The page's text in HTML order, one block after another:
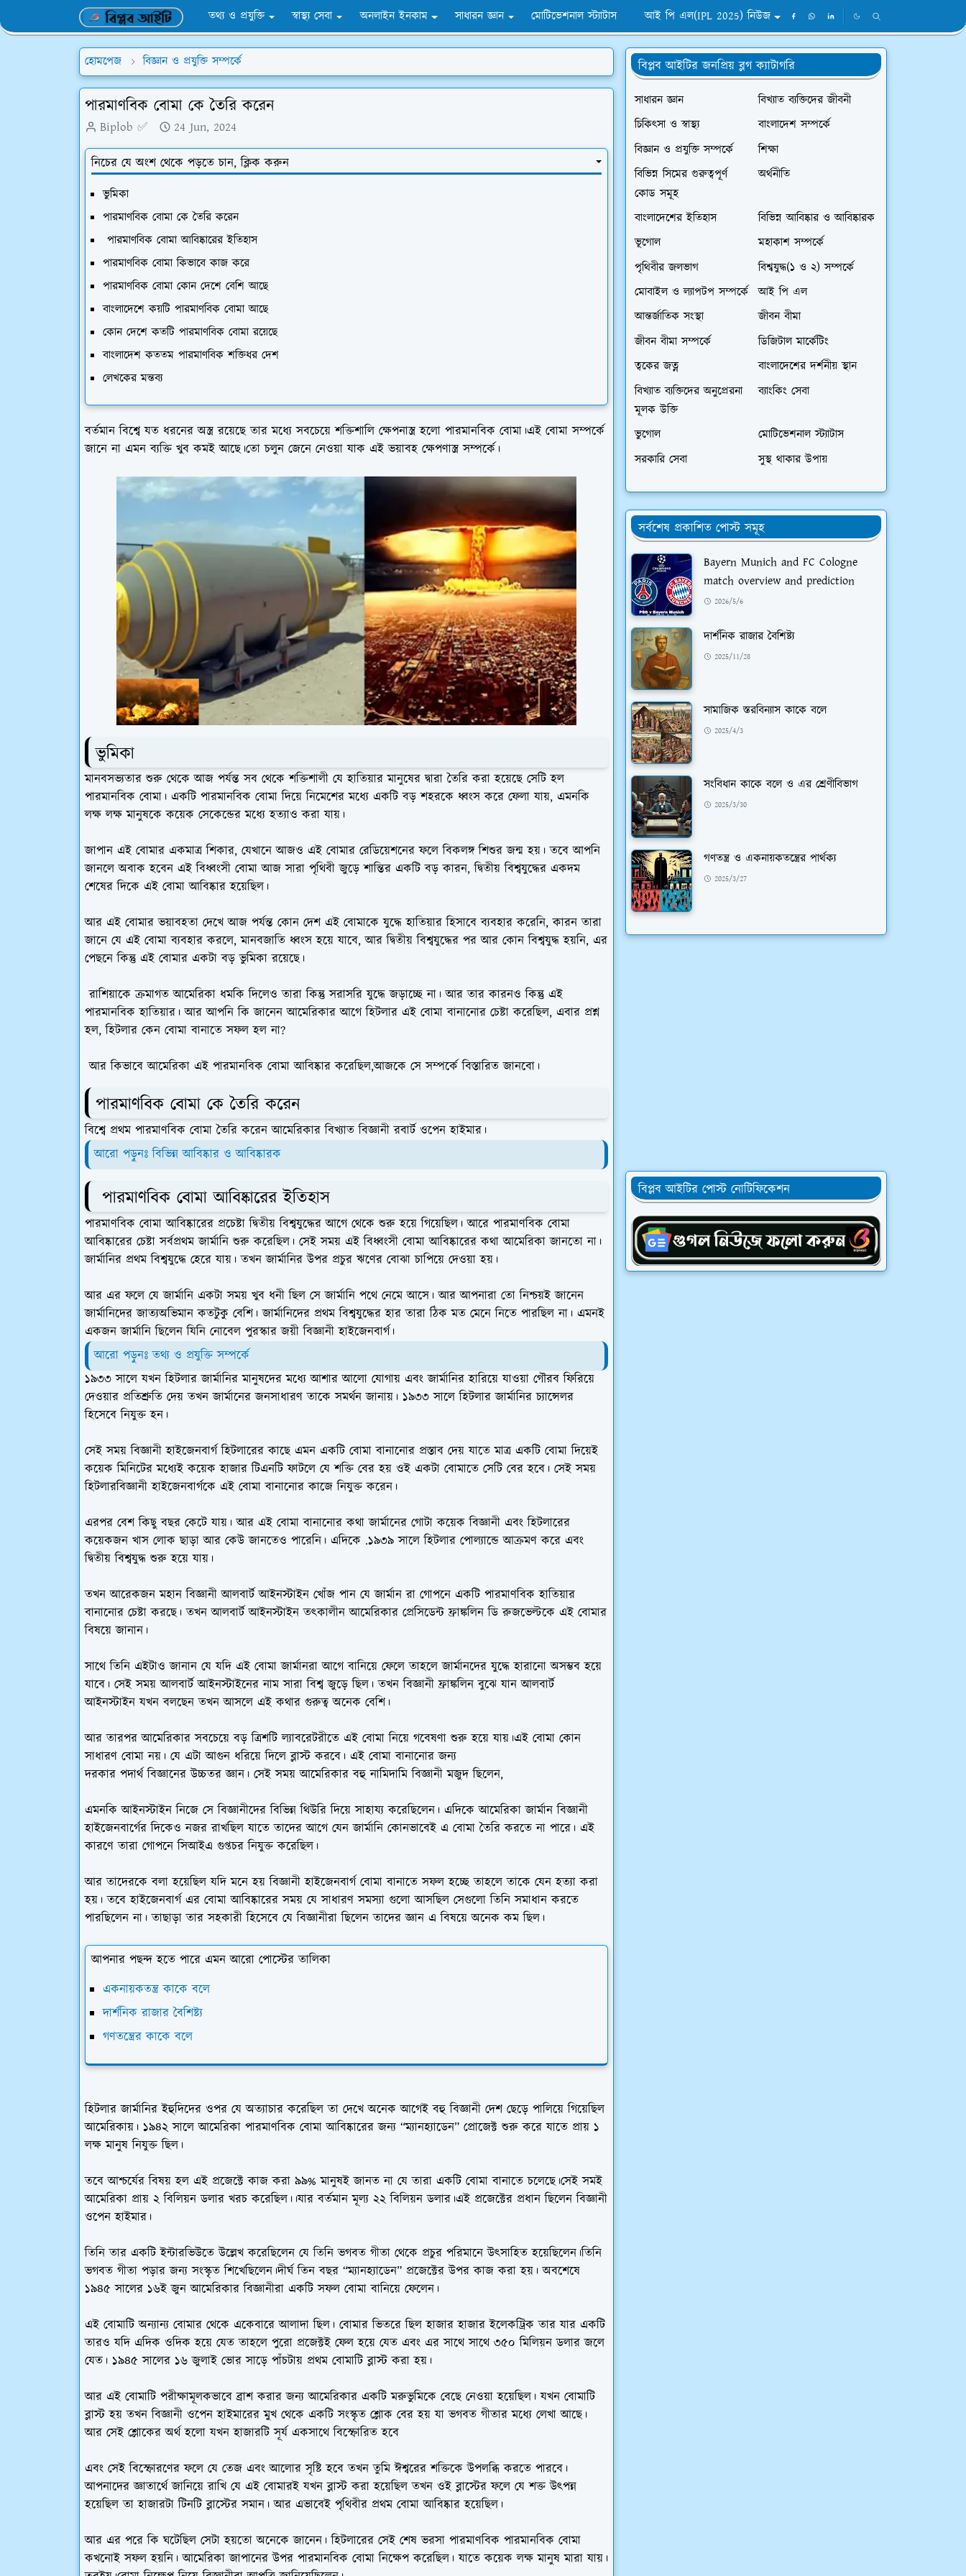
তথ্য ও প্রযুক্তি স্বাস্থ্য সেবা অনলাইন ইনকাম সাধারন জ্ঞান মোটিভেশনাল স্ট্যাটাস আই পি এল(IPL 2025) নিউজ
হোমপেজ বিজ্ঞান ও প্রযুক্তি সম্পর্কে
পারমাণবিক বোমা কে তৈরি করেন
Biplob ✅ 24 Jun, 2024
নিচের যে অংশ থেকে পড়তে চান, ক্লিক করুন
ভুমিকা
পারমাণবিক বোমা কে তৈরি করেন
পারমাণবিক বোমা আবিষ্কারের ইতিহাস
পারমাণবিক বোমা কিভাবে কাজ করে
পারমাণবিক বোমা কোন দেশে বেশি আছে
বাংলাদেশে কয়টি পারমাণবিক বোমা আছে
কোন দেশে কতটি পারমাণবিক বোমা রয়েছে
বাংলাদেশ কততম পারমাণবিক শক্তিধর দেশ
লেখকের মন্তব্য
বর্তমান বিশ্বে যত ধরনের অস্ত্র রয়েছে তার মধ্যে সবচেয়ে শক্তিশালি ক্ষেপনাস্ত্র হলো পারমানবিক বোমা।এই বোমা সম্পর্কে
জানে না এমন ব্যক্তি খুব কমই আছে।তো চলুন জেনে নেওয়া যাক এই ভয়াবহ ক্ষেপণাস্ত্র সম্পর্কে।
ভুমিকা
মানবসভ্যতার শুরু থেকে আজ পর্যন্ত সব থেকে শক্তিশালী যে হাতিয়ার মানুষের দ্বারা তৈরি করা হয়েছে সেটি হল
পারমানবিক বোমা। একটি পারমানবিক বোমা দিয়ে নিমেশের মধ্যে একটি বড় শহরকে ধ্বংস করে ফেলা যায়, এমনকি
লক্ষ লক্ষ মানুষকে কয়েক সেকেন্ডের মধ্যে হত্যাও করা যায়।
জাপান এই বোমার একমাত্র শিকার, যেখানে আজও এই বোমার রেডিয়েশনের ফলে বিকলঙ্গ শিশুর জন্ম হয়। তবে আপনি
জানলে অবাক হবেন এই বিধ্বংসী বোমা আজ সারা পৃথিবী জুড়ে শান্তির একটি বড় কারন, দ্বিতীয় বিশ্বযুদ্ধের একদম
শেষের দিকে এই বোমা আবিষ্কার হয়েছিল।
আর এই বোমার ভয়াবহতা দেখে আজ পর্যন্ত কোন দেশ এই বোমাকে যুদ্ধে হাতিয়ার হিসাবে ব্যবহার করেনি, কারন তারা
জানে যে এই বোমা ব্যবহার করলে, মানবজাতি ধ্বংস হয়ে যাবে, আর দ্বিতীয় বিশ্বযুদ্ধের পর আর কোন বিশ্বযুদ্ধ হয়নি, এর
পেছনে কিন্তু এই বোমার একটা বড় ভুমিকা রয়েছে।
রাশিয়াকে ক্রমাগত আমেরিকা ধমকি দিলেও তারা কিন্তু সরাসরি যুদ্ধে জড়াচ্ছে না। আর তার কারনও কিন্তু এই
পারমানবিক হাতিয়ার। আর আপনি কি জানেন আমেরিকার আগে হিটলার এই বোমা বানানোর চেষ্টা করেছিল, এবার প্রশ্ন
হল, হিটলার কেন বোমা বানাতে সফল হল না?
আর কিভাবে আমেরিকা এই পারমানবিক বোমা আবিষ্কার করেছিল,আজকে সে সম্পর্কে বিস্তারিত জানবো।
পারমাণবিক বোমা কে তৈরি করেন
বিশ্বে প্রথম পারমাণবিক বোমা তৈরি করেন আমেরিকার বিখ্যাত বিজ্ঞানী রবার্ট ওপেন হাইমার।
আরো পড়ুনঃ বিভিন্ন আবিষ্কার ও আবিষ্কারক
পারমাণবিক বোমা আবিষ্কারের ইতিহাস
পারমাণবিক বোমা আবিষ্কারের প্রচেষ্টা দ্বিতীয় বিশ্বযুদ্ধের আগে থেকে শুরু হয়ে গিয়েছিল। আরে পারমাণবিক বোমা
আবিষ্কারের চেষ্টা সর্বপ্রথম জার্মানি শুরু করেছিল। সেই সময় এই বিধ্বংসী বোমা আবিষ্কারের কথা আমেরিকা জানতো না।
জার্মানির প্রথম বিশ্বযুদ্ধে হেরে যায়। তখন জার্মানির উপর প্রচুর ঋণের বোঝা চাপিয়ে দেওয়া হয়।
আর এর ফলে যে জার্মানি একটা সময় খুব ধনী ছিল সে জার্মানি পথে নেমে আসে। আর আপনারা তো নিশ্চয়ই জানেন
জার্মানিদের জাত্যঅভিমান কতটুকু বেশি। জার্মানিদের প্রথম বিশ্বযুদ্ধের হার তারা ঠিক মত মেনে নিতে পারছিল না। এমনই
একজন জার্মানি ছিলেন যিনি নোবেল পুরস্কার জয়ী বিজ্ঞানী হাইজেনবার্গ।
আরো পড়ুনঃ তথ্য ও প্রযুক্তি সম্পর্কে
১৯৩৩ সালে যখন হিটলার জার্মানির মানুষদের মধ্যে আশার আলো যোগায় এবং জার্মানির হারিয়ে যাওয়া গৌরব ফিরিয়ে
দেওয়ার প্রতিশ্রুতি দেয় তখন জার্মানের জনসাধারণ তাকে সমর্থন জানায়। ১৯৩৩ সালে হিটলার জার্মানির চ্যান্সেলর
হিসেবে নিযুক্ত হন।
সেই সময় বিজ্ঞানী হাইজেনবার্গ হিটলারের কাছে এমন একটি বোমা বানানোর প্রস্তাব দেয় যাতে মাত্র একটি বোমা দিয়েই
কয়েক মিনিটের মধ্যেই কয়েক হাজার টিএনটি ফাটলে যে শক্তি বের হয় ওই একটা বোমাতে সেটি বের হবে। সেই সময়
হিটলারবিজ্ঞানী হাইজেনবার্গকে এই বোমা বানানোর কাজে নিযুক্ত করেন।
এরপর বেশ কিছু বছর কেটে যায়। আর এই বোমা বানানোর কথা জার্মানের গোটা কয়েক বিজ্ঞানী এবং হিটলারের
কয়েকজন খাস লোক ছাড়া আর কেউ জানতেও পারেনি। এদিকে .১৯৩৯ সালে হিটলার পোল্যান্ডে আক্রমণ করে এবং
দ্বিতীয় বিশ্বযুদ্ধ শুরু হয়ে যায়।
তখন আরেকজন মহান বিজ্ঞানী আলবার্ট আইনস্টাইন খোঁজ পান যে জার্মান রা গোপনে একটি পারমাণবিক হাতিয়ার
বানানোর চেষ্টা করছে। তখন আলবার্ট আইনস্টাইন তৎকালীন আমেরিকার প্রেসিডেন্ট ফ্রাঙ্কলিন ডি রুজভেল্টকে এই বোমার
বিষয়ে জানান।
সাথে তিনি এইটাও জানান যে যদি এই বোমা জার্মানরা আগে বানিয়ে ফেলে তাহলে জার্মানদের যুদ্ধে হারানো অসম্ভব হয়ে
যাবে। সেই সময় আলবার্ট আইনস্টাইনের নাম সারা বিশ্ব জুড়ে ছিল। তখন বিজ্ঞানী ফ্রাঙ্কলিন বুঝে যান আলবার্ট
আইনস্টাইন যখন বলছেন তখন আসলে এই কথার গুরুত্ব অনেক বেশি।
আর তারপর আমেরিকার সবচেয়ে বড় ত্রিশটি ল্যাবরেটরীতে এই বোমা নিয়ে গবেষণা শুরু হয়ে যায়।এই বোমা কোন
সাধারণ বোমা নয়। যে এটা আগুন ধরিয়ে দিলে ব্লাস্ট করবে। এই বোমা বানানোর জন্য
দরকার পদার্থ বিজ্ঞানের উচ্চতর জ্ঞান। সেই সময় আমেরিকার বহু নামিদামি বিজ্ঞানী মজুদ ছিলেন,
এমনকি আইনস্টাইন নিজে সে বিজ্ঞানীদের বিভিন্ন থিউরি দিয়ে সাহায্য করেছিলেন। এদিকে আমেরিকা জার্মান বিজ্ঞানী
হাইজেনবার্গের দিকেও নজর রাখছিল যাতে তাদের আগে যেন জার্মানি কোনভাবেই এ বোমা তৈরি করতে না পারে। এই
কারণে তারা গোপনে সিআইএ গুপ্তচর নিযুক্ত করেছিল।
আর তাদেরকে বলা হয়েছিল যদি মনে হয় বিজ্ঞানী হাইজেনবার্গ বোমা বানাতে সফল হচ্ছে তাহলে তাকে যেন হত্যা করা
হয়। তবে হাইজেনবার্গ এর বোমা আবিষ্কারের সময় যে সাধারণ সমস্যা গুলো আসছিল সেগুলো তিনি সমাধান করতে
পারছিলেন না। তাছাড়া তার সহকারী হিসেবে যে বিজ্ঞানীরা ছিলেন তাদের জ্ঞান এ বিষয়ে অনেক কম ছিল।
আপনার পছন্দ হতে পারে এমন আরো পোস্টের তালিকা
একনায়কতন্ত্র কাকে বলে
দার্শনিক রাজার বৈশিষ্ট্য
গণতন্ত্রের কাকে বলে
হিটলার জার্মানির ইহুদিদের ওপর যে অত্যাচার করেছিল তা দেখে অনেক আগেই বহু বিজ্ঞানী দেশ ছেড়ে পালিয়ে গিয়েছিল
আমেরিকায়। ১৯৪২ সালে আমেরিকা পারমাণবিক বোমা আবিষ্কারের জন্য “ম্যানহ্যাডেন” প্রোজেক্ট শুরু করে যাতে প্রায় ১
লক্ষ মানুষ নিযুক্ত ছিল।
তবে আশ্চর্যের বিষয় হল এই প্রজেক্টে কাজ করা ৯৯% মানুষই জানত না যে তারা একটি বোমা বানাতে চলেছে।সেই সমই
আমেরিকা প্রায় ২ বিলিয়ন ডলার খরচ করেছিল।।যার বর্তমান মূল্য ২২ বিলিয়ন ডলার।এই প্রজেক্টের প্রধান ছিলেন বিজ্ঞানী
ওপেন হাইমার।
তিনি তার একটি ইন্টারভিউতে উল্লেখ করেছিলেন যে তিনি ভগবত গীতা থেকে প্রচুর পরিমানে উৎসাহিত হয়েছিলেন।তিনি
ভগবত গীতা পড়ার জন্য সংস্কৃত শিখেছিলেন।দীর্ঘ তিন বছর “ম্যানহ্যাডেন” প্রজেক্টের উপর কাজ করা হয়। অবশেষে
১৯৪৫ সালের ১৬ই জুন আমেরিকার বিজ্ঞানীরা একটি সফল বোমা বানিয়ে ফেলেন।
এই বোমাটি অন্যান্য বোমার থেকে একেবারে আলাদা ছিল। বোমার ভিতরে ছিল হাজার হাজার ইলেকট্রিক তার যার একটি
তারও যদি এদিক ওদিক হয়ে যেত তাহলে পুরো প্রজেক্টই ফেল হয়ে যেত এবং এর সাথে সাথে ৩৫০ মিলিয়ন ডলার জলে
যেত। ১৯৪৫ সালের ১৬ জুলাই ভোর সাড়ে পাঁচটায় প্রথম বোমাটি ব্লাস্ট করা হয়।
আর এই বোমাটি পরীক্ষামূলকভাবে ব্রাশ করার জন্য আমেরিকার একটি মরুভুমিকে বেছে নেওয়া হয়েছিল। যখন বোমাটি
ব্লাস্ট হয় তখন বিজ্ঞানী ওপেন হাইমারের মুখ থেকে একটি সংস্কৃত শ্লোক বের হয় যা ভগবত গীতার মধ্যে লেখা আছে।
আর সেই শ্লোকের অর্থ হলো যখন হাজারটি সূর্য একসাথে বিস্ফোরিত হবে
এবং সেই বিস্ফোরণের ফলে যে তেজ এবং আলোর সৃষ্টি হবে তখন তুমি ঈশ্বরের শক্তিকে উপলব্ধি করতে পারবে।
আপনাদের জ্ঞাতার্থে জানিয়ে রাখি যে এই বোমারই যখন ব্লাস্ট করা হয়েছিল তখন ওই ব্লাস্টের ফলে যে শক্ত উৎপন্ন
হয়েছিল তা হাজারটা টিনটি ব্লাস্টের সমান। আর এভাবেই পৃথিবীর প্রথম বোমা আবিষ্কার হয়েছিল।
আর এর পরে কি ঘটেছিল সেটা হয়তো অনেকে জানেন। হিটলারের সেই শেষ ভরসা পারমাণবিক পারমানবিক বোমা
কখনোই সফল হয়নি। আমেরিকা জাপানের উপর পারমানবিক বোমা নিক্ষেপ করেছিল। যাতে কয়েক লক্ষ মানুষ মারা যায়।
বিপ্লব আইটির জনপ্রিয় ব্লগ ক্যাটাগরি
সাধারন জ্ঞান
বিখ্যাত ব্যক্তিদের জীবনী
চিকিৎসা ও স্বাস্থ্য
বাংলাদেশ সম্পর্কে
বিজ্ঞান ও প্রযুক্তি সম্পর্কে
শিক্ষা
বিভিন্ন সিমের গুরুত্বপূর্ণ
কোড সমূহ
অর্থনীতি
বাংলাদেশের ইতিহাস
বিভিন্ন আবিষ্কার ও আবিষ্কারক
ভূগোল
মহাকাশ সম্পর্কে
পৃথিবীর জলভাগ
বিশ্বযুদ্ধ(১ ও ২) সম্পর্কে
মোবাইল ও ল্যাপটপ সম্পর্কে আই পি এল
আন্তর্জাতিক সংস্থা
জীবন বীমা
জীবন বীমা সম্পর্কে
ডিজিটাল মার্কেটিং
ত্বকের জত্ন
বাংলাদেশের দর্শনীয় স্থান
বিখ্যাত ব্যক্তিদের অনুপ্রেরনা
মূলক উক্তি
ব্যাংকিং সেবা
ভুগোল
মোটিভেশনাল স্ট্যাটাস
সরকারি সেবা
সুস্থ থাকার উপায়
সর্বশেষ প্রকাশিত পোস্ট সমূহ
Bayern Munich and FC Cologne
match overview and prediction
2026/5/6
দার্শনিক রাজার বৈশিষ্ট্য
2025/11/28
সামাজিক স্তরবিন্যাস কাকে বলে
2025/4/3
সংবিধান কাকে বলে ও এর শ্রেণীবিভাগ
2025/3/30
গণতন্ত্র ও একনায়কতন্ত্রের পার্থক্য
2025/3/27
বিপ্লব আইটির পোস্ট নোটিফিকেশন